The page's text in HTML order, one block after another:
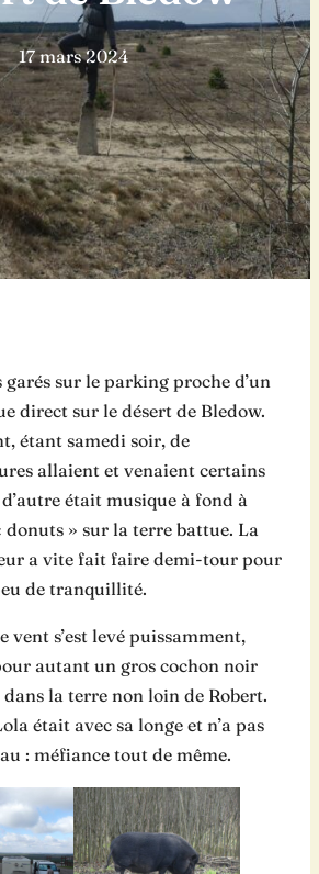
17 mars 2024
garés sur le parking proche d’un
direct sur le désert de Bledow.
étant samedi soir, de
allaient et venaient certains
était musique à fond à
donuts » sur la terre battue. La
a vite fait faire demi-tour pour
de tranquillité.
s’est levé puissamment,
autant un gros cochon noir
la terre non loin de Robert.
était avec sa longe et n’a pas
: méfiance tout de même.